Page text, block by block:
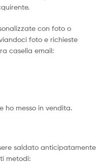
con foto o
foto e richieste
casella email:
ho messo in vendita.
saldato anticipatamente
metodi: